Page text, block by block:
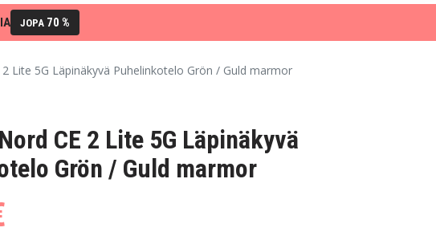
JOPA 70 %
2 Lite 5G Läpinäkyvä Puhelinkotelo Grön / Guld marmor
CE 2 Lite 5G Läpinäkyvä
Grön / Guld marmor